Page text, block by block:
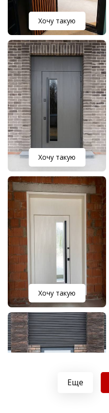
Хочу такую
Хочу такую
Хочу такую
Еще